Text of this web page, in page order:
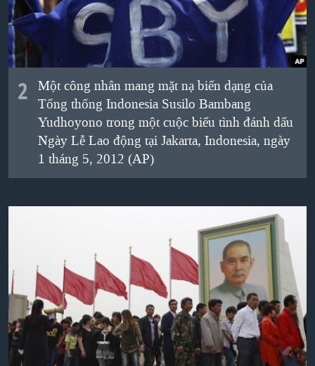
2
Một công nhân mang mặt nạ biến dạng của
Tổng thống Indonesia Susilo Bambang
Yudhoyono trong một cuộc biểu tình đánh dấu
Ngày Lễ Lao động tại Jakarta, Indonesia, ngày
1 tháng 5, 2012 (AP)